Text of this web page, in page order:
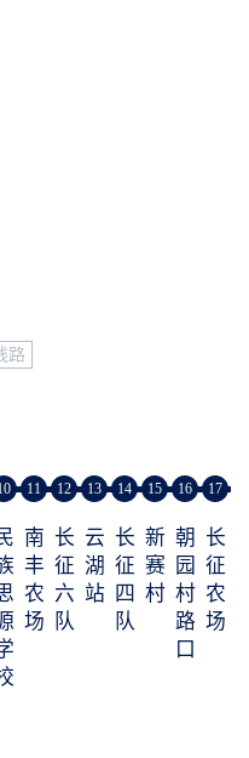
路
11
南
丰
农
场
12
长
征
六
队
13
云
湖
站
14
长
征
四
队
15
新
赛
村
16
朝
园
村
路
口
17
长
征
农
场